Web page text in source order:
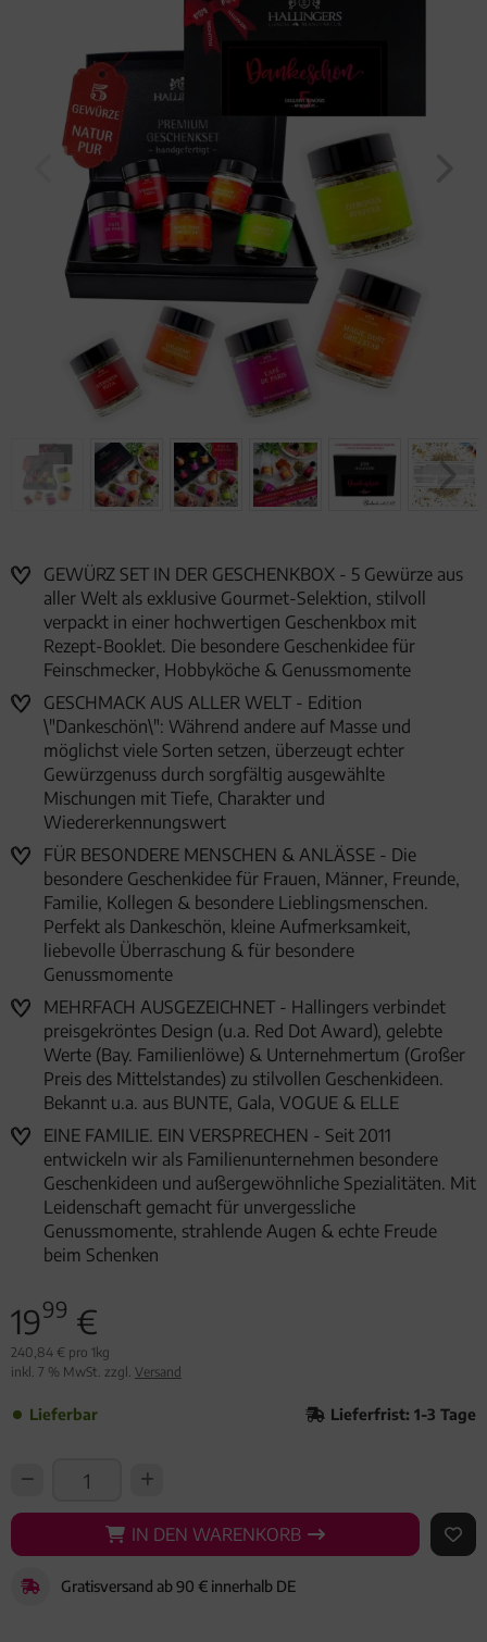
GEWÜRZ SET IN DER GESCHENKBOX - 5 Gewürze aus
aller Welt als exklusive Gourmet-Selektion, stilvoll
verpackt in einer hochwertigen Geschenkbox mit
Rezept-Booklet. Die besondere Geschenkidee für
Feinschmecker, Hobbyköche & Genussmomente
GESCHMACK AUS ALLER WELT - Edition
\"Dankeschön\": Während andere auf Masse und
möglichst viele Sorten setzen, überzeugt echter
Gewürzgenuss durch sorgfältig ausgewählte
Mischungen mit Tiefe, Charakter und
Wiedererkennungswert
FÜR BESONDERE MENSCHEN & ANLÄSSE - Die
besondere Geschenkidee für Frauen, Männer, Freunde,
Familie, Kollegen & besondere Lieblingsmenschen.
Perfekt als Dankeschön, kleine Aufmerksamkeit,
liebevolle Überraschung & für besondere
Genussmomente
MEHRFACH AUSGEZEICHNET - Hallingers verbindet
preisgekröntes Design (u.a. Red Dot Award), gelebte
Werte (Bay. Familienlöwe) & Unternehmertum (Großer
Preis des Mittelstandes) zu stilvollen Geschenkideen.
Bekannt u.a. aus BUNTE, Gala, VOGUE & ELLE
EINE FAMILIE. EIN VERSPRECHEN - Seit 2011
entwickeln wir als Familienunternehmen besondere
Geschenkideen und außergewöhnliche Spezialitäten. Mit
Leidenschaft gemacht für unvergessliche
Genussmomente, strahlende Augen & echte Freude
beim Schenken
1999 €
240,84 € pro 1kg
inkl. 7 % MwSt. zzgl. Versand
Lieferbar Lieferfrist: 1-3 Tage
IN DEN WARENKORB
IN DEN WARENKORB AUF
Gratisversand ab 90 € innerhalb DE